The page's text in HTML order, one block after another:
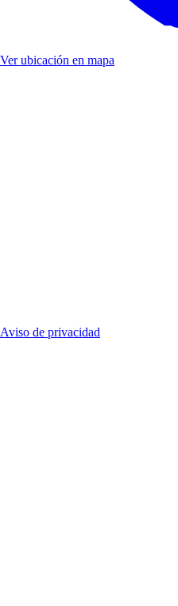
Ver ubicación en mapa
Aviso de privacidad